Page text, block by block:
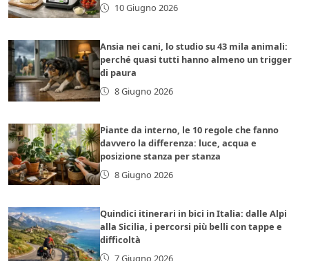
10 Giugno 2026
Ansia nei cani, lo studio su 43 mila animali:
perché quasi tutti hanno almeno un trigger
di paura
8 Giugno 2026
Piante da interno, le 10 regole che fanno
davvero la differenza: luce, acqua e
posizione stanza per stanza
8 Giugno 2026
Quindici itinerari in bici in Italia: dalle Alpi
alla Sicilia, i percorsi più belli con tappe e
difficoltà
7 Giugno 2026